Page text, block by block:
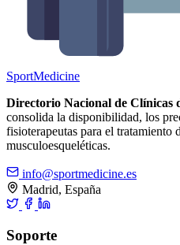
SportMedicine
Directorio Nacional de Clínicas
consolida la disponibilidad, los
fisioterapeutas para el tratamiento
musculoesqueléticas.
info@sportmedicine.es
Madrid, España
Soporte